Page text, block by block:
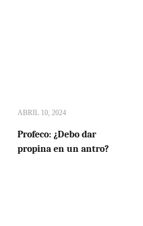
ABRIL 10, 2024
Profeco: ¿Debo dar
propina en un antro?